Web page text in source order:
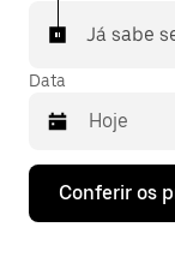
Já sabe
Data
Pressione
seta
Conferir os